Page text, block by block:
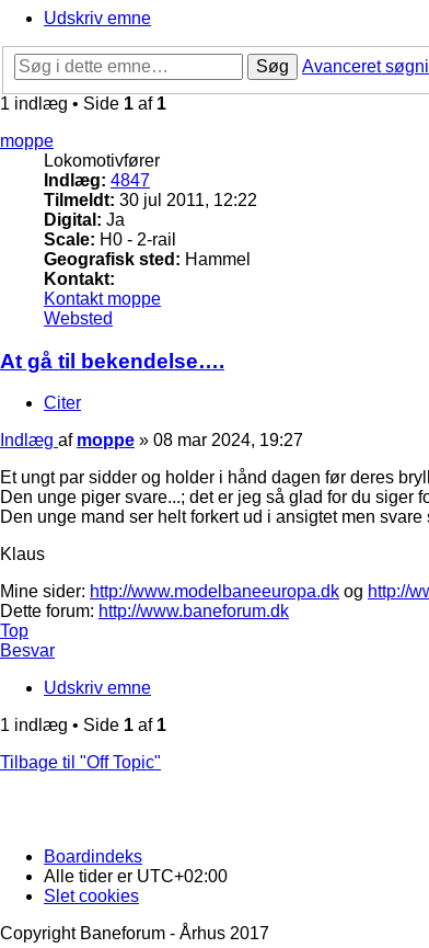
Udskriv emne
Søg
Avanceret
1 indlæg • Side 1 af 1
moppe
Lokomotivfører
Indlæg: 4847
Tilmeldt: 30 jul 2011, 12:22
Digital: Ja
Scale: H0 - 2-rail
Geografisk sted: Hammel
Kontakt:
Kontakt moppe
Websted
At gå til bekendelse….
Citer
Indlæg af moppe » 08 mar 2024, 19:27
Et ungt par sidder og holder i hånd dagen før deres
Den unge piger svare...; det er jeg så glad for du siger
Den unge mand ser helt forkert ud i ansigtet men
Klaus
Mine sider: http://www.modelbaneeuropa.dk og http://
Dette forum: http://www.baneforum.dk
Top
Besvar
Udskriv emne
1 indlæg • Side 1 af 1
Tilbage til "Off Topic"
Boardindeks
Alle tider er UTC+02:00
Slet cookies
Copyright Baneforum - Århus 2017